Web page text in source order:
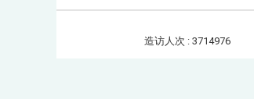
造访人次 : 3714976